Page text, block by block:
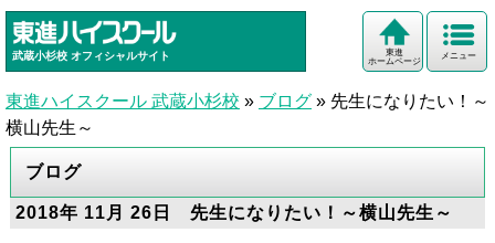
武蔵小杉校 オフィシャルサイト メニュー
東進
ホームページ
東進ハイスクール 武蔵小杉校 » ブログ » 先生になりたい！～
横山先生～
ブログ
2018年 11月 26日 先生になりたい！～横山先生～